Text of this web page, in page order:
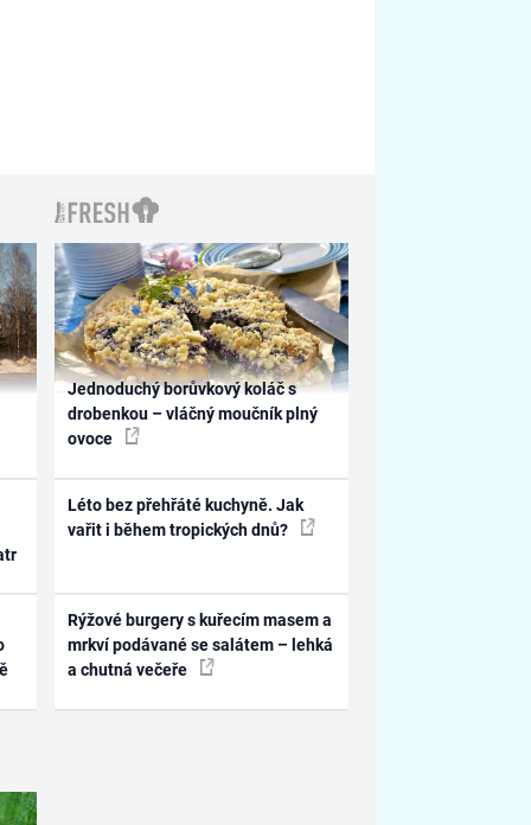
Jednoduchý borůvkový koláč s
drobenkou – vláčný moučník plný
ovoce
Léto bez přehřáté kuchyně. Jak
vařit i během tropických dnů?
Rýžové burgery s kuřecím masem a
mrkví podávané se salátem – lehká
a chutná večeře